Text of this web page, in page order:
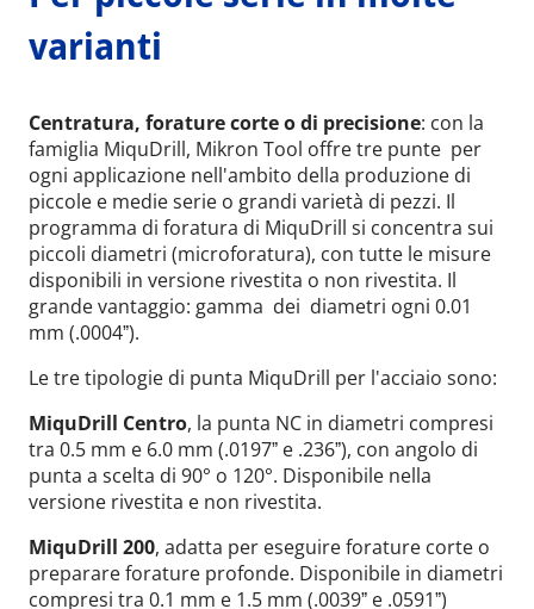
varianti
Centratura, forature corte o di precisione: con la
famiglia MiquDrill, Mikron Tool offre tre punte per
ogni applicazione nell'ambito della produzione di
piccole e medie serie o grandi varietà di pezzi. Il
programma di foratura di MiquDrill si concentra sui
piccoli diametri (microforatura), con tutte le misure
disponibili in versione rivestita o non rivestita. Il
grande vantaggio: gamma dei diametri ogni 0.01
mm (.0004ˮ).
Le tre tipologie di punta MiquDrill per l'acciaio sono:
MiquDrill Centro, la punta NC in diametri compresi
tra 0.5 mm e 6.0 mm (.0197ˮ e .236ˮ), con angolo di
punta a scelta di 90° o 120°. Disponibile nella
versione rivestita e non rivestita.
MiquDrill 200, adatta per eseguire forature corte o
preparare forature profonde. Disponibile in diametri
compresi tra 0.1 mm e 1.5 mm (.0039ˮ e .0591ˮ)